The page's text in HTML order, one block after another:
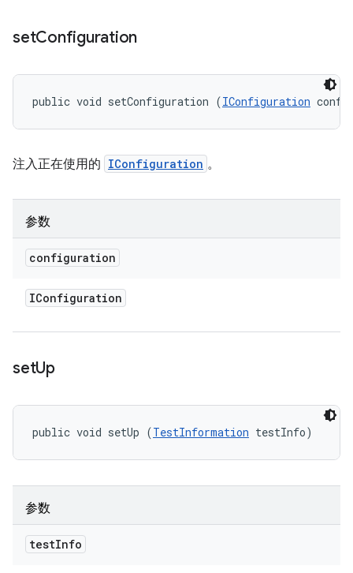
setConfiguration
public void setConfiguration (IConfiguration
注入正在使用的 IConfiguration 。
参数
configuration
IConfiguration
setUp
public void setUp (TestInformation testInfo)
参数
testInfo